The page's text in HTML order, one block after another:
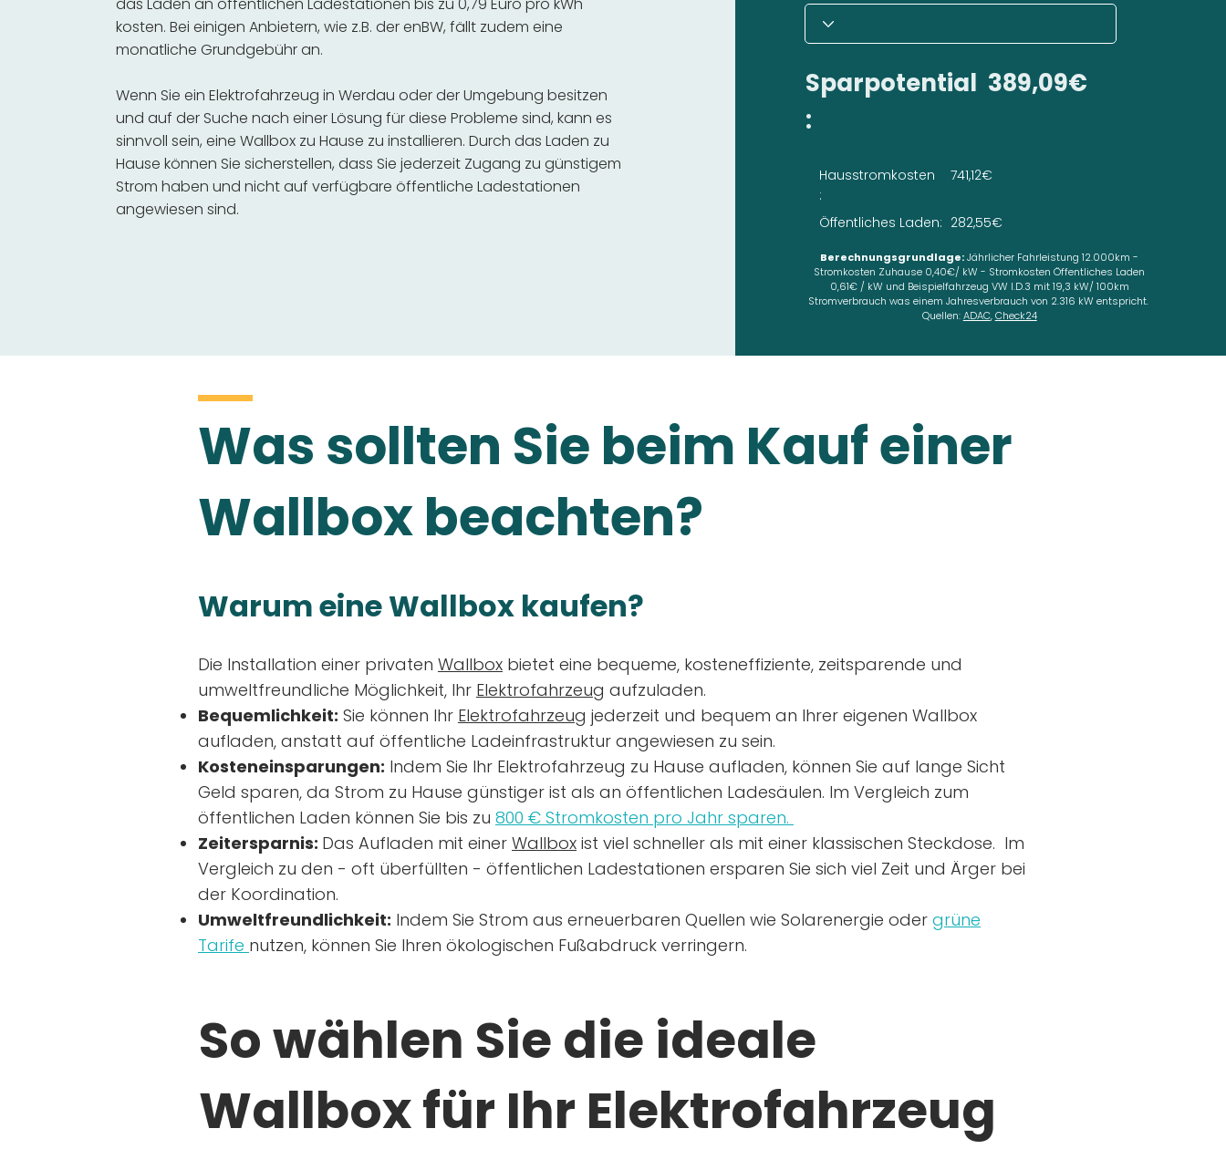
kosten. Bei einigen Anbietern, wie z.B. der enBW, fällt zudem eine
monatliche Grundgebühr an.
Wenn Sie ein Elektrofahrzeug in Werdau oder der Umgebung besitzen
und auf der Suche nach einer Lösung für diese Probleme sind, kann es
sinnvoll sein, eine Wallbox zu Hause zu installieren. Durch das Laden zu
Hause können Sie sicherstellen, dass Sie jederzeit Zugang zu günstigem
Strom haben und nicht auf verfügbare öffentliche Ladestationen
angewiesen sind.
Sparpotential
:
389,09€
Hausstromkosten
:
Öffentliches Laden:
741,12€
282,55€
Berechnungsgrundlage:Jährlicher Fahrleistung 12.000km -
Stromkosten Zuhause 0,40€/ kW - Stromkosten Öffentliches Laden
0,61€ / kW und Beispielfahrzeug VW I.D.3 mit 19,3 kW/ 100km
Stromverbrauch was einem Jahresverbrauch von 2.316 kW entspricht.
Quellen:ADAC,Check24
Was sollten Sie beim Kauf einer
Wallbox beachten?
Warum eine Wallbox kaufen?
Die Installation einer privaten Wallbox bietet eine bequeme, kosteneffiziente, zeitsparende und
umweltfreundliche Möglichkeit, Ihr Elektrofahrzeug aufzuladen.
Bequemlichkeit: Sie können Ihr Elektrofahrzeug jederzeit und bequem an Ihrer eigenen Wallbox
aufladen, anstatt auf öffentliche Ladeinfrastruktur angewiesen zu sein.
Kosteneinsparungen: Indem Sie Ihr Elektrofahrzeug zu Hause aufladen, können Sie auf lange Sicht
Geld sparen, da Strom zu Hause günstiger ist als an öffentlichen Ladesäulen. Im Vergleich zum
öffentlichen Laden können Sie bis zu 800 € Stromkosten pro Jahr sparen.
Zeitersparnis: Das Aufladen mit einer Wallbox ist viel schneller als mit einer klassischen Steckdose. Im
Vergleich zu den - oft überfüllten - öffentlichen Ladestationen ersparen Sie sich viel Zeit und Ärger bei
der Koordination.
Umweltfreundlichkeit: Indem Sie Strom aus erneuerbaren Quellen wie Solarenergie oder grüne
Tarife nutzen, können Sie Ihren ökologischen Fußabdruck verringern.
So wählen Sie die ideale
Wallbox für Ihr Elektrofahrzeug